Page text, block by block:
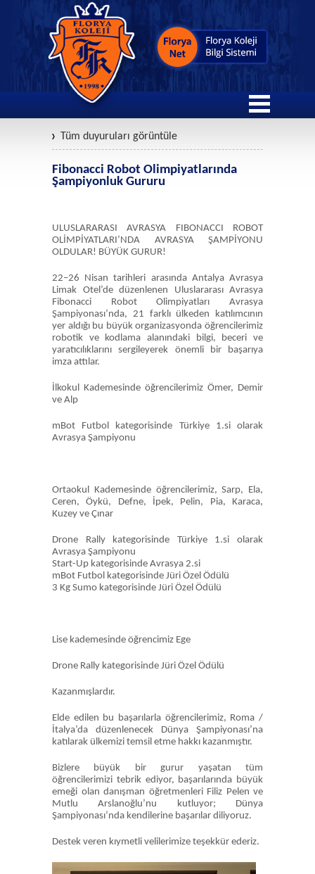
Tüm duyuruları görüntüle
Fibonacci Robot Olimpiyatlarında
Şampiyonluk Gururu
ULUSLARARASI AVRASYA FIBONACCI ROBOT
OLİMPİYATLARI’NDA AVRASYA ŞAMPİYONU
OLDULAR! BÜYÜK GURUR!
22–26 Nisan tarihleri arasında Antalya Avrasya
Limak Otel’de düzenlenen Uluslararası Avrasya
Fibonacci Robot Olimpiyatları Avrasya
Şampiyonası’nda, 21 farklı ülkeden katılımcının
yer aldığı bu büyük organizasyonda öğrencilerimiz
robotik ve kodlama alanındaki bilgi, beceri ve
yaratıcılıklarını sergileyerek önemli bir başarıya
imza attılar.
İlkokul Kademesinde öğrencilerimiz Ömer, Demir
ve Alp
mBot Futbol kategorisinde Türkiye 1.si olarak
Avrasya Şampiyonu
Ortaokul Kademesinde öğrencilerimiz, Sarp, Ela,
Ceren, Öykü, Defne, İpek, Pelin, Pia, Karaca,
Kuzey ve Çınar
Drone Rally kategorisinde Türkiye 1.si olarak
Avrasya Şampiyonu
Start-Up kategorisinde Avrasya 2.si
mBot Futbol kategorisinde Jüri Özel Ödülü
3 Kg Sumo kategorisinde Jüri Özel Ödülü
Lise kademesinde öğrencimiz Ege
Drone Rally kategorisinde Jüri Özel Ödülü
Kazanmışlardır.
Elde edilen bu başarılarla öğrencilerimiz, Roma /
İtalya’da düzenlenecek Dünya Şampiyonası’na
katılarak ülkemizi temsil etme hakkı kazanmıştır.
Bizlere büyük bir gurur yaşatan tüm
öğrencilerimizi tebrik ediyor, başarılarında büyük
emeği olan danışman öğretmenleri Filiz Pelen ve
Mutlu Arslanoğlu’nu kutluyor; Dünya
Şampiyonası’nda kendilerine başarılar diliyoruz.
Destek veren kıymetli velilerimize teşekkür ederiz.